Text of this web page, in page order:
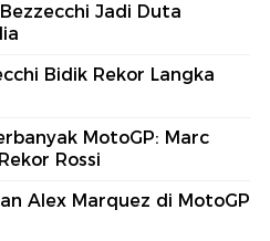
Jadi Duta
Bidik Rekor Langka
MotoGP: Marc
Rossi
Alex Marquez di MotoGP